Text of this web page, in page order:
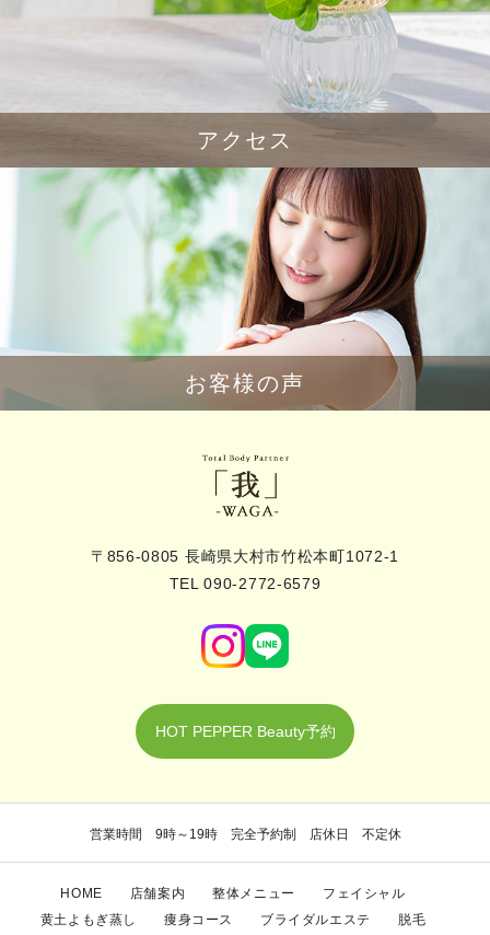
アクセス
お客様の声
〒856-0805 長崎県大村市竹松本町1072-1
TEL 090-2772-6579
HOT PEPPER Beauty予約
営業時間 9時～19時 完全予約制 店休日 不定休
HOME 店舗案内 整体メニュー
フェイシャル
黄土よもぎ蒸し
痩身コース ブライダルエステ 脱毛